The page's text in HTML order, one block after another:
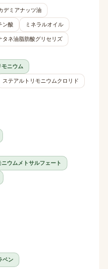
デミアナッツ油
ン酸 ミネラルオイル
タネ油脂肪酸グリセリズ
モニウム
ステアルトリモニウムクロリド
ウムメトサルフェート
ベン